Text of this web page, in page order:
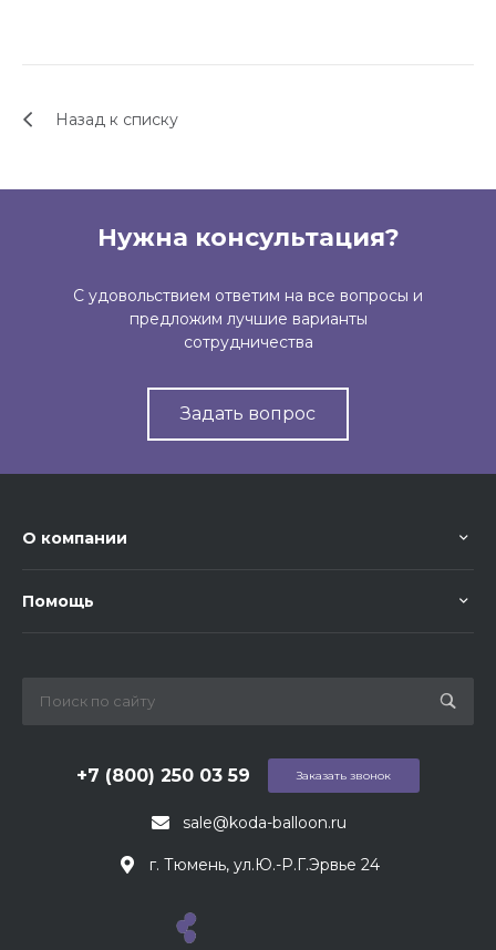
Назад к списку
Нужна консультация?
С удовольствием ответим на все вопросы и
предложим лучшие варианты
сотрудничества
Задать вопрос
О компании
Помощь
sale@koda-balloon.ru
+7 (800) 250 03 59
г. Тюмень, ул.Ю.-Р.Г.Эрвье 24
Заказать звонок